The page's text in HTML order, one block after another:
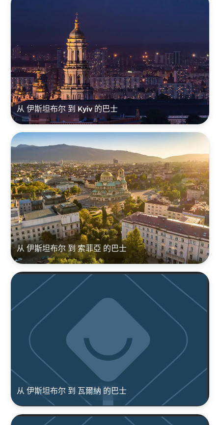
从 伊斯坦布尔 到 Kyiv 的巴士
从 伊斯坦布尔 到 索菲亞 的巴士
从 伊斯坦布尔 到 瓦爾納 的巴士